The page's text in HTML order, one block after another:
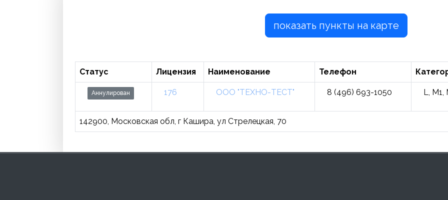
показать пункты на карте
Статус Лицензия Наименование Телефон
Аннулирован 176 ООО "ТЕХНО-ТЕСТ" 8 (496) 693-1050 L, M1,
142900, Московская обл, г Кашира, ул Стрелецкая, 70